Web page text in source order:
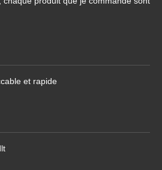
et rapide